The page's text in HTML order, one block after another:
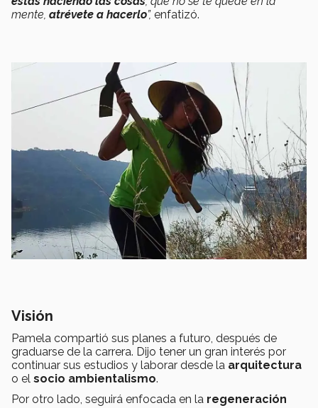
mente, atrévete a hacerlo”, enfatizó.
Visión
Pamela compartió sus planes a futuro, después de
graduarse de la carrera. Dijo tener un gran interés por
continuar sus estudios y laborar desde la arquitectura
o el socio ambientalismo.
Por otro lado, seguirá enfocada en la regeneración